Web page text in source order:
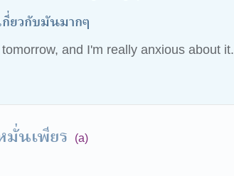
ยวกับมันมากๆ
and I'm really anxious about it.
นเพียร (a)